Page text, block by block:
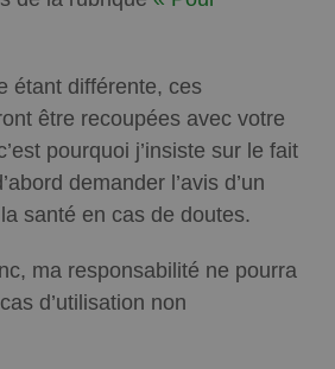
étant différente, ces
être recoupées avec votre
pourquoi j’insiste sur le fait
demander l’avis d’un
santé en cas de doutes.
ma responsabilité ne pourra
d’utilisation non